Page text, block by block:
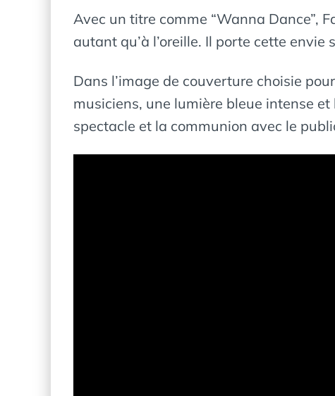
Avec un titre comme “Wanna Dance”,
autant qu’à l’oreille. Il porte cette
Dans l’image de couverture choisie
musiciens, une lumière bleue intense
spectacle et la communion avec le